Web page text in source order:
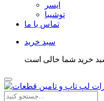
ایسر
توشیبا
تماس با ما
سبد خرید